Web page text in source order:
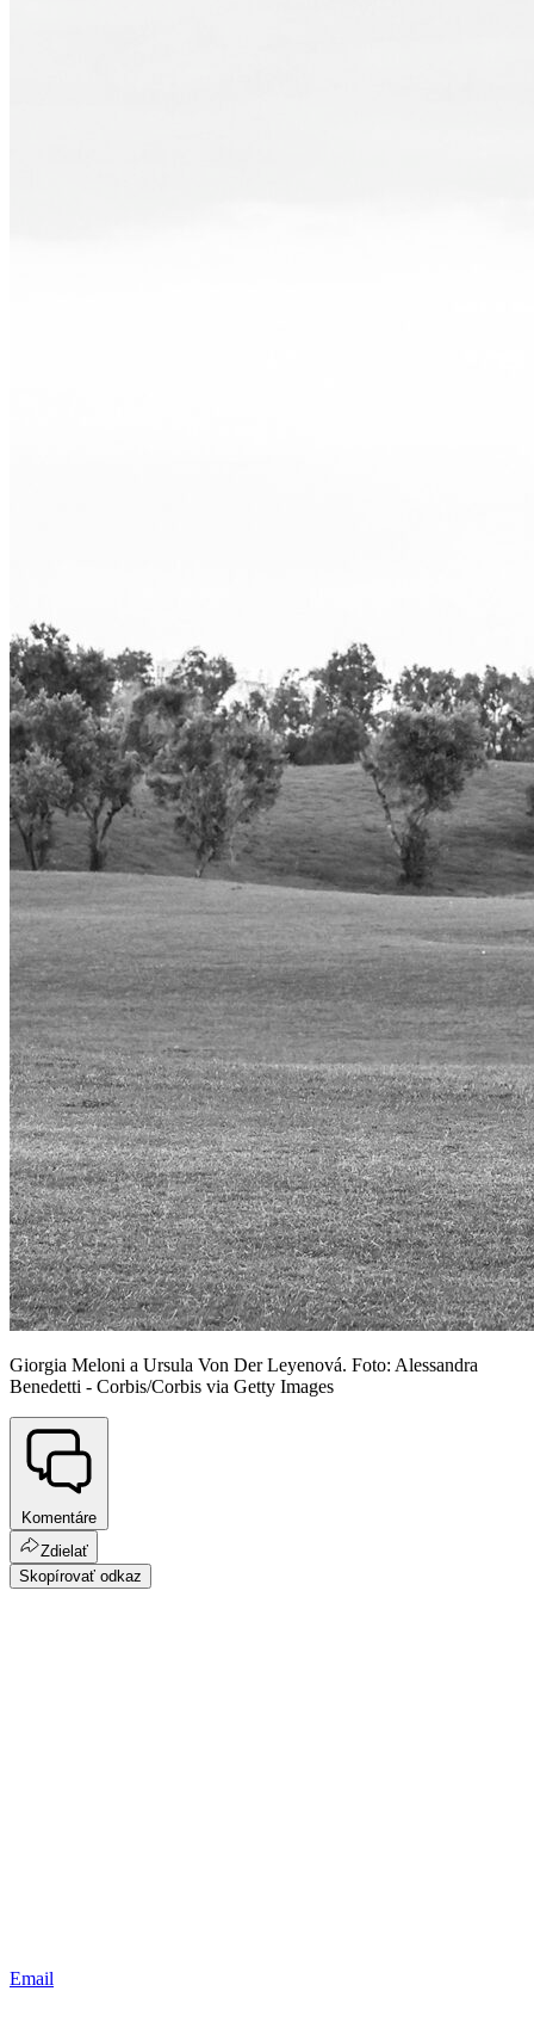
Giorgia Meloni a Ursula Von Der Leyenová. Foto: Alessandra
Benedetti - Corbis/Corbis via Getty Images
Komentáre
Zdielať
Skopírovať odkaz
Email